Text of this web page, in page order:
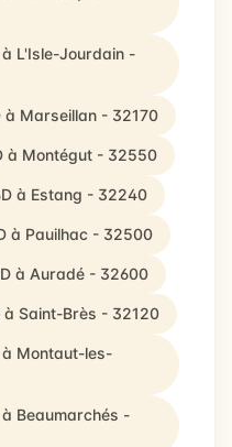
L'Isle-Jourdain -
à Marseillan - 32170
à Montégut - 32550
à Estang - 32240
à Pauilhac - 32500
à Auradé - 32600
à Saint-Brès - 32120
à Montaut-les-
Beaumarchés -